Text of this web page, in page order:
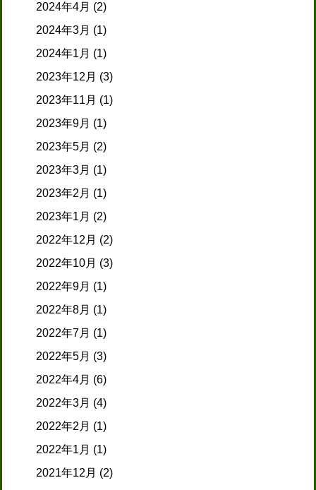
2024年4月 (2)
2024年3月 (1)
2024年1月 (1)
2023年12月 (3)
2023年11月 (1)
2023年9月 (1)
2023年5月 (2)
2023年3月 (1)
2023年2月 (1)
2023年1月 (2)
2022年12月 (2)
2022年10月 (3)
2022年9月 (1)
2022年8月 (1)
2022年7月 (1)
2022年5月 (3)
2022年4月 (6)
2022年3月 (4)
2022年2月 (1)
2022年1月 (1)
2021年12月 (2)